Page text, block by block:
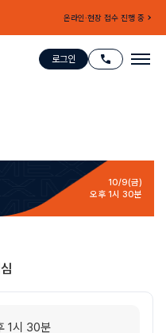
온라인·현장 접수 진행 중
로그인
10/9(금)
오후 1시 30분
1시 30분